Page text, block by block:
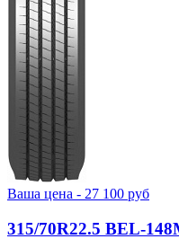
Ваша цена - 27 100 руб
315/70R22.5 BEL-